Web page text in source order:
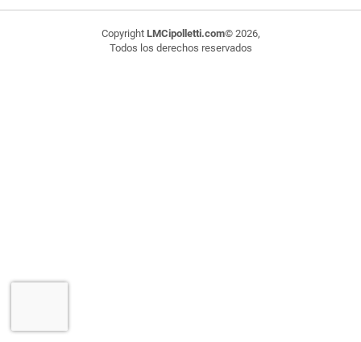
Copyright LMCipolletti.com© 2026,
Todos los derechos reservados